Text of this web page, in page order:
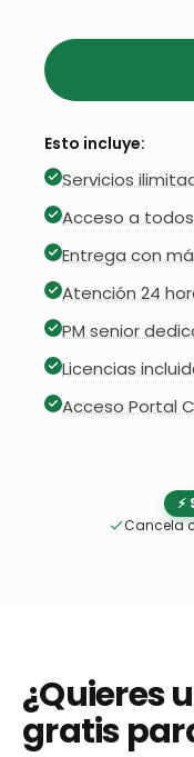
Esto incluye:
Servicios
Acceso a
Entrega con
Atención 24
PM senior
Licencias
Acceso Portal
Cancela
¿Quieres
gratis